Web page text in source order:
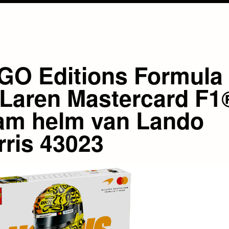
Editions Formula
Mastercard
helm van Lando
43023